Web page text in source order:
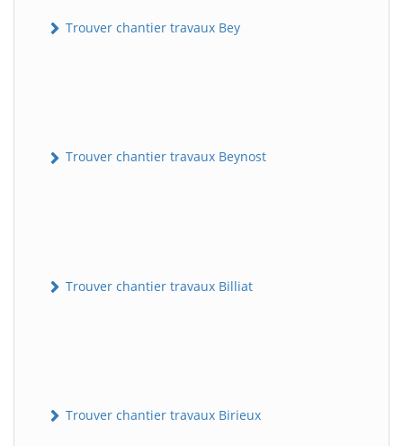
Trouver chantier travaux Bey
Trouver chantier travaux Beynost
Trouver chantier travaux Billiat
Trouver chantier travaux Birieux